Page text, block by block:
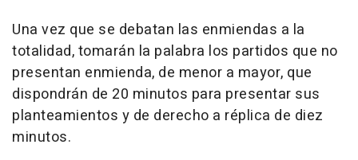
Una vez que se debatan las enmiendas a la
totalidad, tomarán la palabra los partidos que no
presentan enmienda, de menor a mayor, que
dispondrán de 20 minutos para presentar sus
planteamientos y de derecho a réplica de diez
minutos.